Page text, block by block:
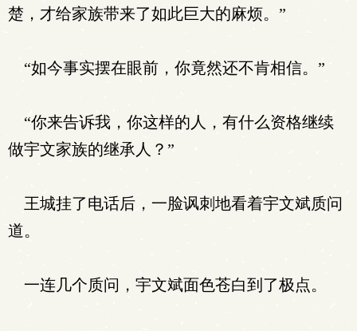
楚，才给家族带来了如此巨大的麻烦。”
“如今事实摆在眼前，你竟然还不肯相信。”
“你来告诉我，你这样的人，有什么资格继续
做宇文家族的继承人？”
王城挂了电话后，一脸讽刺地看着宇文斌质问
道。
一连几个质问，宇文斌面色苍白到了极点。